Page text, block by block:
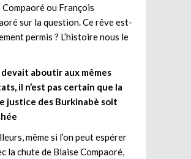
Compaoré ou François
sur la question. Ce rêve est-
permis ? L’histoire nous le
devait aboutir aux mêmes
il n’est pas certain que la
justice des Burkinabè soit
même si l’on peut espérer
la chute de Blaise Compaoré,